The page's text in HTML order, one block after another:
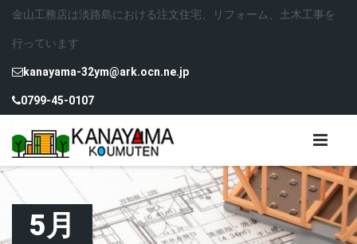
金山工務店は淡路島における注文住宅、リフォーム、土木工事を
行っています
kanayama-32ym@ark.ocn.ne.jp
0799-45-0107
5月